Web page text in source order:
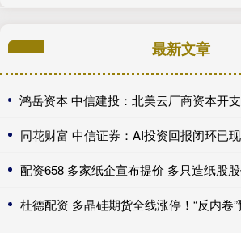
最新文章
同花财富 中信证券：AI投资回报闭环已
配资658 多家纸企宣布提价 多只造纸股